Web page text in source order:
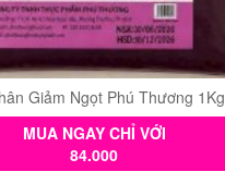
Giảm Ngọt Phú Thương 1Kg
MUA NGAY CHỈ VỚI
84.000